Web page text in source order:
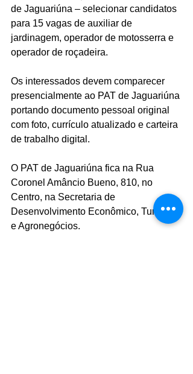
de Jaguariúna – selecionar candidatos
para 15 vagas de auxiliar de
jardinagem, operador de motosserra e
operador de roçadeira.
Os interessados devem comparecer
presencialmente ao PAT de Jaguariúna
portando documento pessoal original
com foto, currículo atualizado e carteira
de trabalho digital.
O PAT de Jaguariúna fica na Rua
Coronel Amâncio Bueno, 810, no
Centro, na Secretaria de
Desenvolvimento Econômico, Turismo
e Agronegócios.